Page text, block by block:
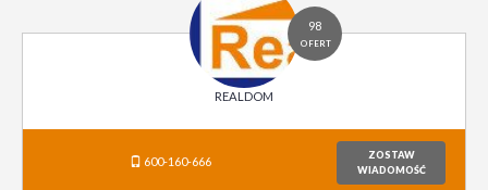
98
OFERT
REALDOM
600-160-666
ZOSTAW
WIADOMOŚĆ